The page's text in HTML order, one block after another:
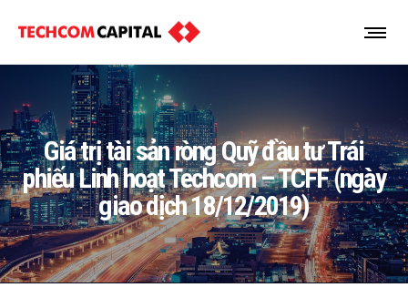
Giá trị tài sản ròng Quỹ đầu tư Trái
phiếu Linh hoạt Techcom – TCFF (ngày
giao dịch 18/12/2019)